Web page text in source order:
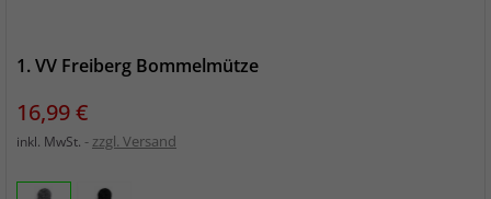
1. VV Freiberg Bommelmütze
Preis
16,99 €
inkl. MwSt. zzgl. Versand